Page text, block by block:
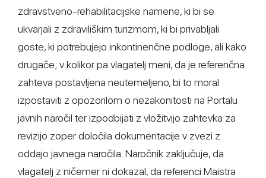
zdravstveno-rehabilitacijske namene, ki bi se
ukvarjali z zdraviliškim turizmom, ki bi privabljali
goste, ki potrebujejo inkontinenčne podloge, ali kako
drugače; v kolikor pa vlagatelj meni, da je referenčna
zahteva postavljena neutemeljeno, bi to moral
izpostaviti z opozorilom o nezakonitosti na Portalu
javnih naročil ter izpodbijati z vložitvijo zahtevka za
revizijo zoper določila dokumentacije v zvezi z
oddajo javnega naročila. Naročnik zaključuje, da
vlagatelj z ničemer ni dokazal, da referenci Maistra